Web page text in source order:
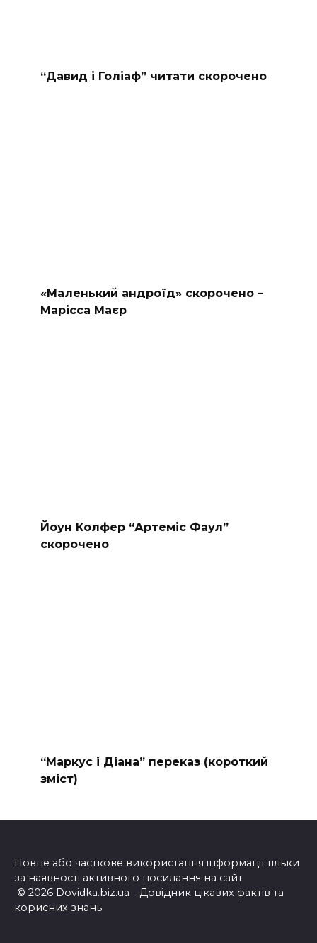
“Давид і Голіаф” читати скорочено
«Маленький андроїд» скорочено –
Марісса Маєр
Йоун Колфер “Артеміс Фаул”
скорочено
“Маркус і Діана” переказ (короткий
зміст)
Повне або часткове використання інформації тільки
за наявності активного посилання на сайт
© 2026 Dovidka.biz.ua - Довідник цікавих фактів та
корисних знань